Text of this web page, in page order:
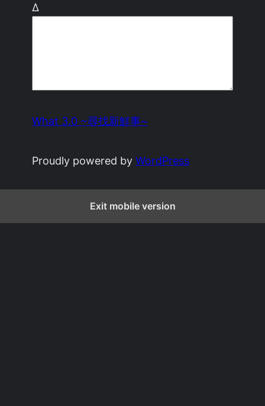
Δ
What 3.0 ~尋找新鮮事~
Proudly powered byWordPress
Exit mobile version